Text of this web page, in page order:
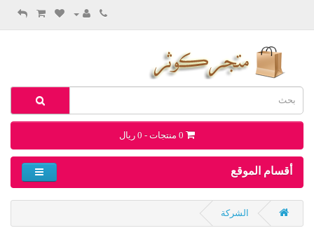
0 منتجات - 0 ريال
أقسام الموقع
الشركة